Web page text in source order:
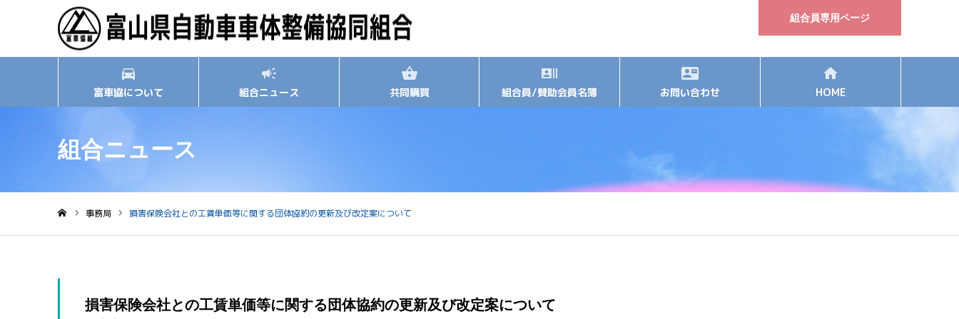
組合員専用ページ
富車協について 組合ニュース 共同購買 組合員/賛助会員名簿 お問い合わせ HOME
組合ニュース
事務局 損害保険会社との工賃単価等に関する団体協約の更新及び改定案について
損害保険会社との工賃単価等に関する団体協約の更新及び改定案について